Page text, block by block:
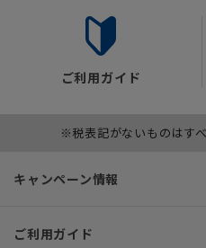
ご利用ガイド
※税表記がないものはす
キャンペーン情報
ご利用ガイド